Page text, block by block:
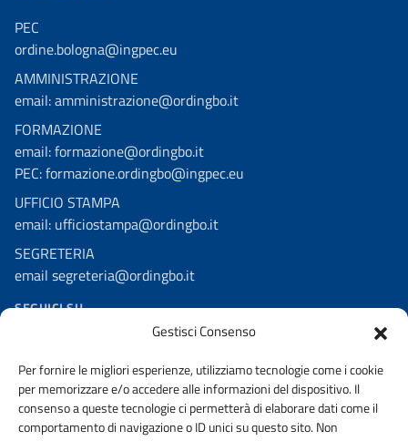
Gestisci Consenso
Per fornire le migliori esperienze, utilizziamo tecnologie come i cookie
per memorizzare e/o accedere alle informazioni del dispositivo. Il
consenso a queste tecnologie ci permetterà di elaborare dati come il
comportamento di navigazione o ID unici su questo sito. Non
PEC
ordine.bologna@ingpec.eu
AMMINISTRAZIONE
email: amministrazione@ordingbo.it
FORMAZIONE
email: formazione@ordingbo.it
PEC: formazione.ordingbo@ingpec.eu
UFFICIO STAMPA
email: ufficiostampa@ordingbo.it
SEGRETERIA
email segreteria@ordingbo.it
SEGUICI SU
Linkedin
Youtube
Instagram